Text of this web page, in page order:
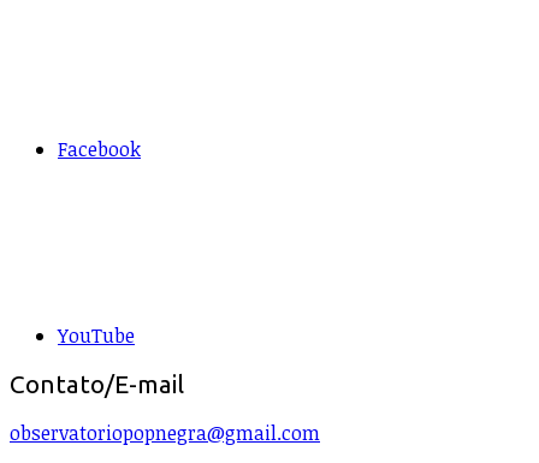
Facebook
YouTube
Contato/E-mail
observatoriopopnegra@gmail.com